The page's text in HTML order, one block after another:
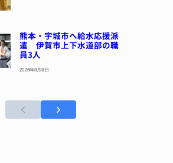
熊本・宇城市へ給水応援派
遣 伊賀市上下水道部の職
員3人
2026年8月8日